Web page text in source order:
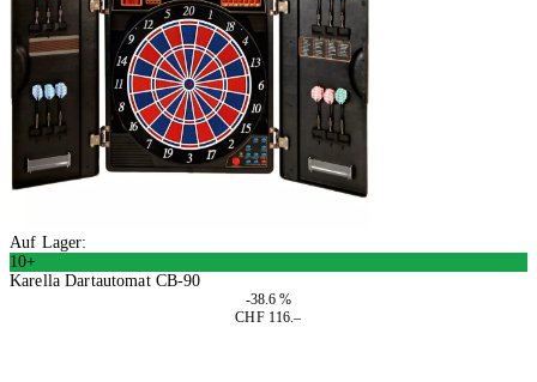
Auf Lager:
10+
Karella Dartautomat CB-90
-38.6 %
CHF 116.–